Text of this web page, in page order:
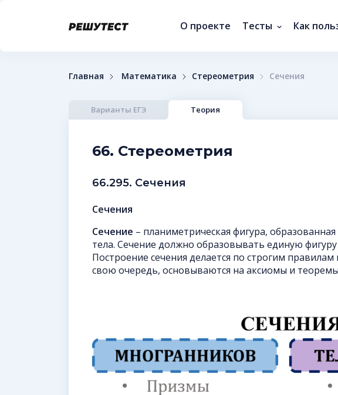
О проекте Тесты Как
Главная Математика Стереометрия Сечения
Варианты ЕГЭ Теория
66. Стереометрия
66.295. Сечения
Сечения
Сечение – планиметрическая фигура,
тела. Сечение должно образовывать единую
Построение сечения делается по строгим
свою очередь, основываются на аксиомы и